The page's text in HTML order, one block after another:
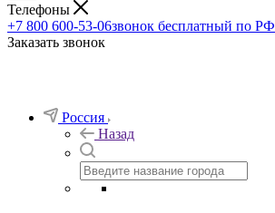
Телефоны
+7 800 600-53-06звонок бесплатный по РФ
Заказать звонок
Россия
Назад